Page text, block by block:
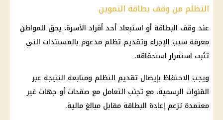
التظلم من وقف بطاقة التموين
عند وقف البطاقة أو استبعاد أحد أفراد الأسرة، يحق للمواطن
معرفة سبب الإجراء وتقديم تظلم مدعوم بالمستندات التي
تثبت استمرار استحقاقه.
ويجب الاحتفاظ بإيصال تقديم التظلم ومتابعة النتيجة عبر
القنوات الرسمية، مع تجنب التعامل مع صفحات أو جهات غير
معتمدة تزعم إعادة البطاقة مقابل مبالغمالية.